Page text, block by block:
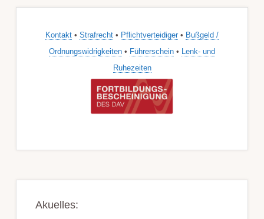
Kontakt • Strafrecht • Pflichtverteidiger • Bußgeld /
Ordnungswidrigkeiten • Führerschein • Lenk- und
Ruhezeiten
Akuelles: